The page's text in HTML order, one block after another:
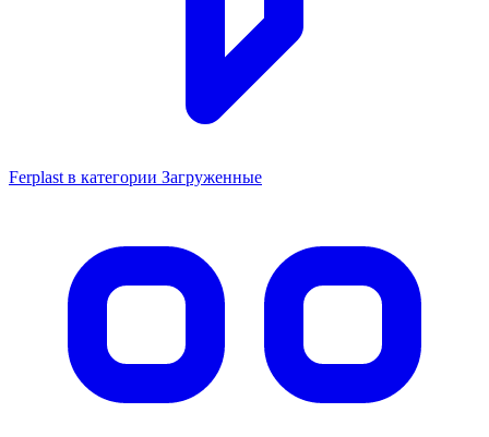
Ferplast в категории Загруженные